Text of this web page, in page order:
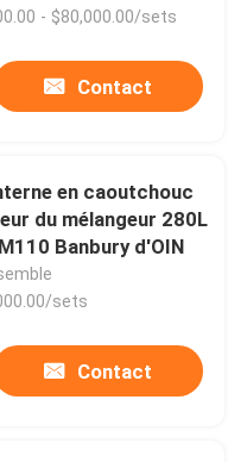
- $80,000.00/sets
Contact
en caoutchouc
du mélangeur 280L
Banbury d'OIN
sets
Contact